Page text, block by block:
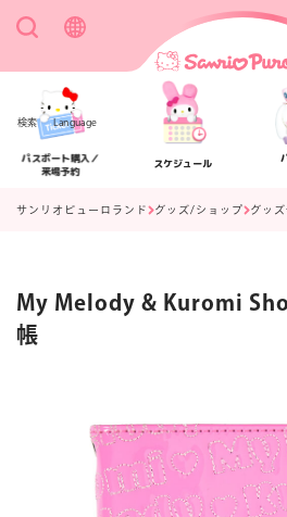
検索 Language
パスポート購入／
来場予約
スケジュール
アクセス
楽しみ方
サンリオピューロランド グッズ/ショップ グッ
My Melody & Kuromi
帳